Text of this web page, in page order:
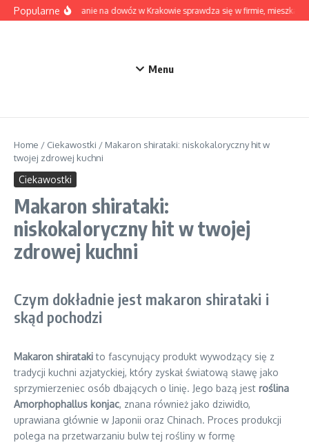
Przejdź do treści
PopularneKiedy pranie na dowóz w Krakowie sprawdza się w firmie,
Menu
Home / Ciekawostki / Makaron shirataki: niskokaloryczny hit w
twojej zdrowej kuchni
Ciekawostki
Makaron shirataki:
niskokaloryczny hit w twojej
zdrowej kuchni
Czym dokładnie jest makaron shirataki i
skąd pochodzi
Makaron shiratakito fascynujący produkt wywodzący się z
tradycji kuchni azjatyckiej, który zyskał światową sławę jako
sprzymierzeniec osób dbających o linię. Jego bazą jest roślina
Amorphophallus konjac, znana również jako dziwidło,
uprawiana głównie w Japonii oraz Chinach. Proces produkcji
polega na przetwarzaniu bulw tej rośliny w formę